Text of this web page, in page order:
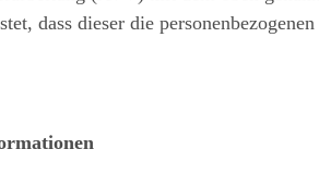
dass dieser die